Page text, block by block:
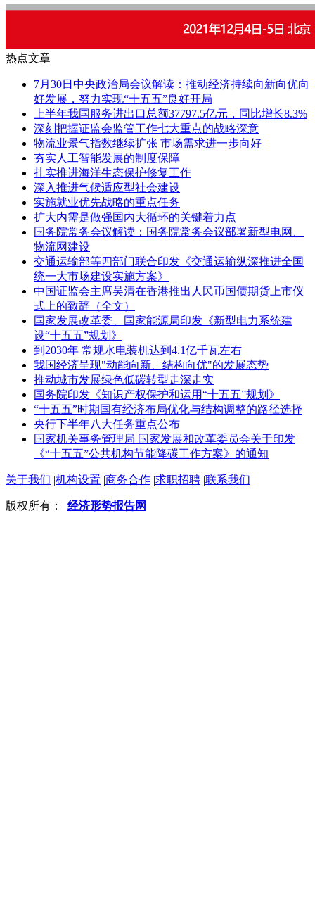
热点文章
7月30日中央政治局会议解读：推动经济持续向新向优向
好发展，努力实现“十五五”良好开局
上半年我国服务进出口总额37797.5亿元，同比增长8.3%
深刻把握证监会监管工作七大重点的战略深意
物流业景气指数继续扩张 市场需求进一步向好
夯实人工智能发展的制度保障
扎实推进海洋生态保护修复工作
深入推进气候适应型社会建设
实施就业优先战略的重点任务
扩大内需是做强国内大循环的关键着力点
国务院常务会议解读：国务院常务会议部署新型电网、
物流网建设
交通运输部等四部门联合印发《交通运输纵深推进全国
统一大市场建设实施方案》
中国证监会主席吴清在香港推出人民币国债期货上市仪
式上的致辞（全文）
国家发展改革委、国家能源局印发《新型电力系统建
设“十五五”规划》
到2030年 常规水电装机达到4.1亿千瓦左右
我国经济呈现"动能向新、结构向优"的发展态势
推动城市发展绿色低碳转型走深走实
国务院印发《知识产权保护和运用“十五五”规划》
“十五五”时期国有经济布局优化与结构调整的路径选择
央行下半年八大任务重点公布
国家机关事务管理局 国家发展和改革委员会关于印发
《“十五五”公共机构节能降碳工作方案》的通知
关于我们 |机构设置 |商务合作 |求职招聘 |联系我们
版权所有： 经济形势报告网